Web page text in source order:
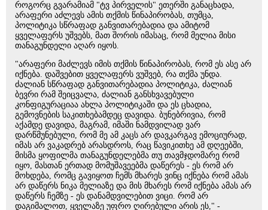
როგორც გვარამიამ "ტვ პირველის" ეთერში განაცხადა,
არაფერი აძლევს ამის თქმის წინაპირობას, თუმცა,
პოლიტიკა სწრაფად განვითარებადია და ამიტომ
ყველაფერს უშვებს, მათ შორის იმასაც, რომ მელია მისი
თანაგუნდელი აღარ იყოს.
"არაფერი მაძლევს იმის თქმის წინაპირობას, რომ ეს ასე არ
იქნება. დაშვებით ყველაფერს ვუშვებ, რა თქმა უნდა.
ძალიან სწრაფად განვითარებადია პოლიტიკა, ძალიან
ბევრი რამ შეიცვალა, ძალიან განსხვავებული
კონფიგურაციაა ახლა პოლიტიკაში და ეს ცხადია,
გემოვნების საკითხებამდეც დავიდა. ბუნებრივია, რომ
აქამდე დავიდა, მაგრამ, იმაში ნამდვილად ვარ
დარწმუნებული, რომ მე ამ კაცს არ დავკარგავ ემოციურად,
იმას არ ვაკადრებ არასდროს, რაც წავიკითხე ამ დღეებში,
მისმა ყოფილმა თანაგუნდელებმა თუ თავმჯდომარე რომ
იყო, მასთან ერთად მომუშავეებმა დაწერეს - ეს რომ არ
მოხდება, რომც გავიყოთ ჩემს მხარეს ვინც იქნება რომ ამას
არ დაწერს ნიკა მელიაზე და მის მხარეს რომ იქნება ამას არ
დაწერს ჩემზე - ეს დანამდვილებით ვიცი. რომ არ
დაგიმალოთ, ყველაზე უფრო ღირებული არის ეს," -